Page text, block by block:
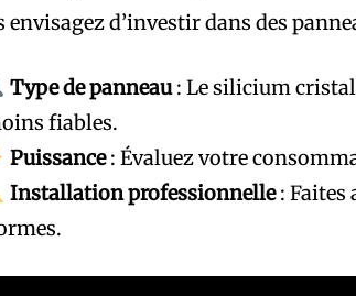
envisagez d’investir dans des
Type de panneau: Le silicium
fiables.
Puissance: Évaluez votre
Installation professionnelle: Faites